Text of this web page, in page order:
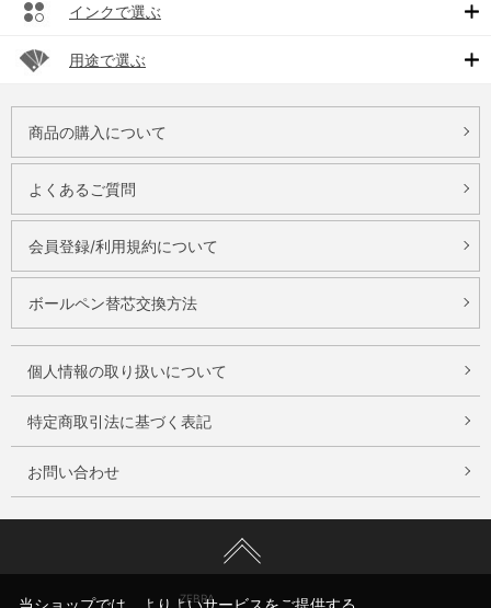
インクで選ぶ
用途で選ぶ
商品の購入について
よくあるご質問
会員登録/利用規約について
ボールペン替芯交換方法
個人情報の取り扱いについて
特定商取引法に基づく表記
お問い合わせ
ZEBRA